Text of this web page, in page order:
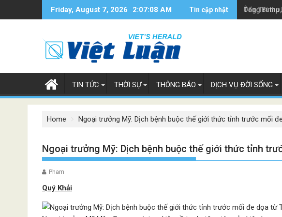
Friday, August 7, 2026 2:07:08 AM Tin cập nhật Ông Trump
Tổng Bí
TIN TỨC THỜI SỰ THÔNG BÁO DỊCH VỤ ĐỜI SỐNG
Home Ngoại trưởng Mỹ: Dịch bệnh buộc thế giới thức tỉnh trước mối
Ngoại trưởng Mỹ: Dịch bệnh buộc thế giới thức tỉnh
Pham
Quý Khải